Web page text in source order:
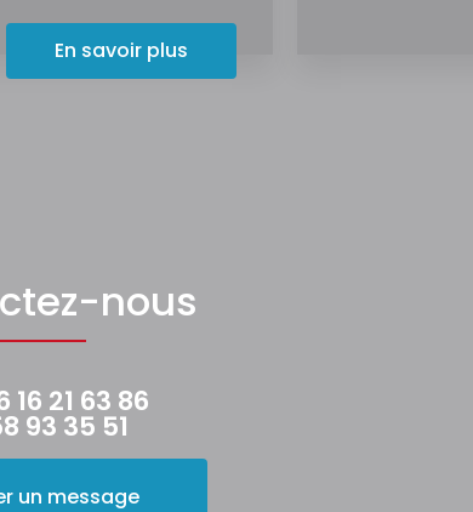
En savoir plus
nous
16 21 63 86
93 35 51
un message